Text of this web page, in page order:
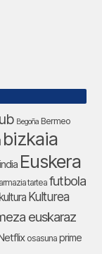
Begoña Bermeo
bizkaia
Euskera
tarteafutbola
Kulturea
euskaraz
osasuna prime